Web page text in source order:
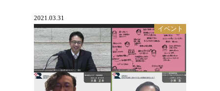
2021.03.31
イベント
偏差値だけにとどまらず、時代の変化に
合わせて多様な評価軸を